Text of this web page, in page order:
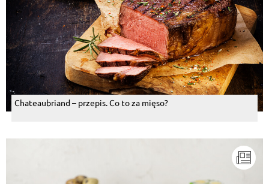
Chateaubriand – przepis. Co to za mięso?